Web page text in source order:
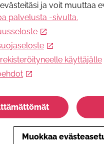
ja voit muuttaa
palvelusta -sivulta.
käyttäjälle
Muokkaa